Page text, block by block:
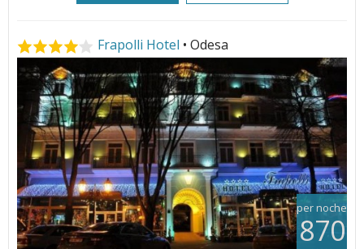
Frapolli Hotel • Odesa
per noche
870